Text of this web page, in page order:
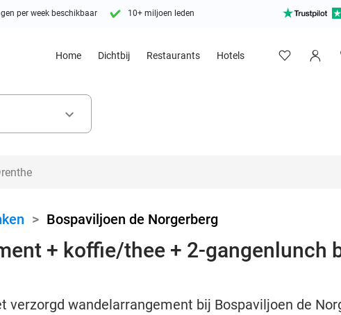
per week beschikbaar 10+ miljoen leden
Home Dichtbij Restaurants Hotels
keyboard_arrow_down
> Bospaviljoen de Norgerberg
+ koffie/thee + 2-gangenlunch
verzorgd wandelarrangement bij Bospaviljoen de